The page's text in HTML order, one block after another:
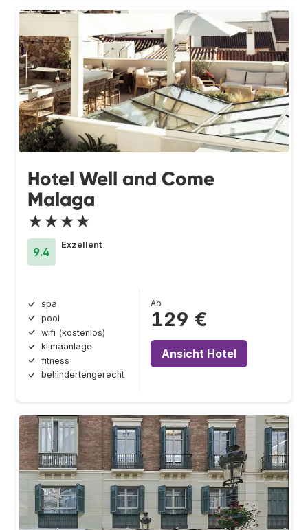
Hotel Well and Come
Malaga
★★★★
9.4
Exzellent
spa
pool
wifi (kostenlos)
klimaanlage
fitness
behindertengerecht
Ab
129 €
Ansicht Hotel